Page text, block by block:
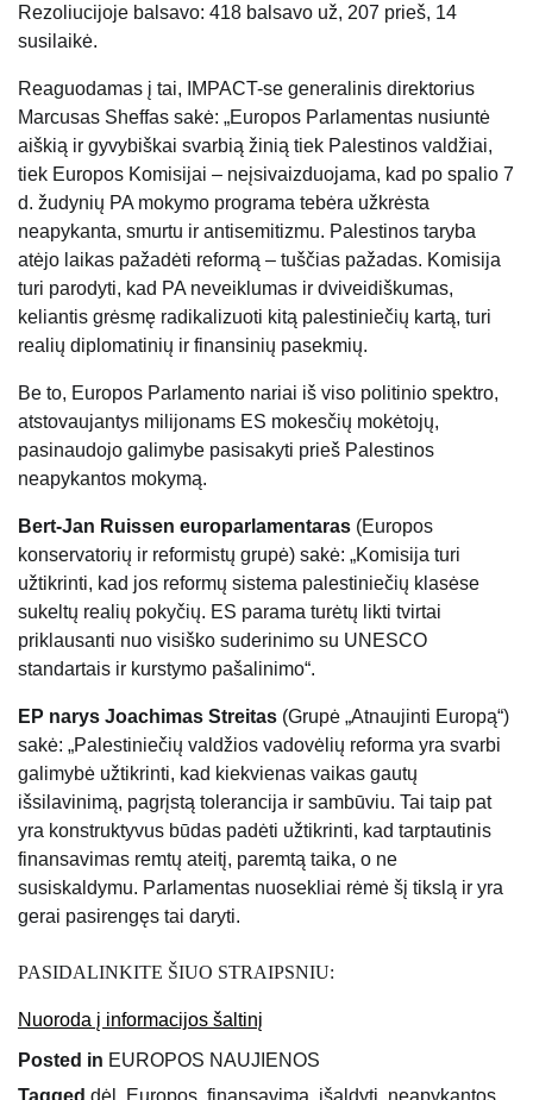
Rezoliucijoje balsavo: 418 balsavo už, 207 prieš, 14
susilaikė.
Reaguodamas į tai, IMPACT-se generalinis direktorius
Marcusas Sheffas sakė: „Europos Parlamentas nusiuntė
aiškią ir gyvybiškai svarbią žinią tiek Palestinos valdžiai,
tiek Europos Komisijai – neįsivaizduojama, kad po spalio 7
d. žudynių PA mokymo programa tebėra užkrėsta
neapykanta, smurtu ir antisemitizmu. Palestinos taryba
atėjo laikas pažadėti reformą – tuščias pažadas. Komisija
turi parodyti, kad PA neveiklumas ir dviveidiškumas,
keliantis grėsmę radikalizuoti kitą palestiniečių kartą, turi
realių diplomatinių ir finansinių pasekmių.
Be to, Europos Parlamento nariai iš viso politinio spektro,
atstovaujantys milijonams ES mokesčių mokėtojų,
pasinaudojo galimybe pasisakyti prieš Palestinos
neapykantos mokymą.
Bert-Jan Ruissen europarlamentaras (Europos
konservatorių ir reformistų grupė) sakė: „Komisija turi
užtikrinti, kad jos reformų sistema palestiniečių klasėse
sukeltų realių pokyčių. ES parama turėtų likti tvirtai
priklausanti nuo visiško suderinimo su UNESCO
standartais ir kurstymo pašalinimo“.
EP narys Joachimas Streitas (Grupė „Atnaujinti Europą“)
sakė: „Palestiniečių valdžios vadovėlių reforma yra svarbi
galimybė užtikrinti, kad kiekvienas vaikas gautų
išsilavinimą, pagrįstą tolerancija ir sambūviu. Tai taip pat
yra konstruktyvus būdas padėti užtikrinti, kad tarptautinis
finansavimas remtų ateitį, paremtą taika, o ne
susiskaldymu. Parlamentas nuosekliai rėmė šį tikslą ir yra
gerai pasirengęs tai daryti.
PASIDALINKITE ŠIUO STRAIPSNIU:
Nuoroda į informacijos šaltinį
Posted in EUROPOS NAUJIENOS
Tagged dėl Europos finansavimą įšaldyti neapykantos